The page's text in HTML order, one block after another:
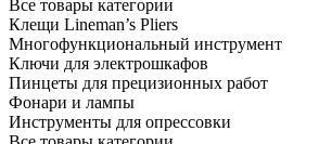
Все товары категории
Клещи Lineman’s Pliers
Многофункциональный инструмент
Ключи для электрошкафов
Пинцеты для прецизионных работ
Фонари и лампы
Инструменты для опрессовки